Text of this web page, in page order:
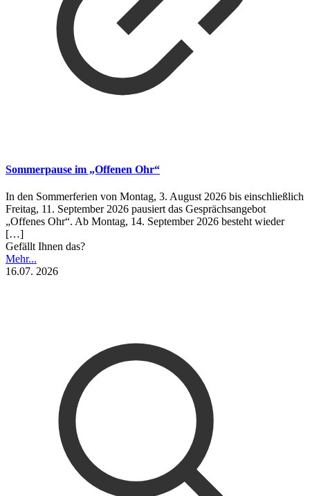
Sommerpause im „Offenen Ohr“
In den Sommerferien von Montag, 3. August 2026 bis einschließlich
Freitag, 11. September 2026 pausiert das Gesprächsangebot
„Offenes Ohr“. Ab Montag, 14. September 2026 besteht wieder
[…]
Gefällt Ihnen das?
Mehr...
16.07. 2026